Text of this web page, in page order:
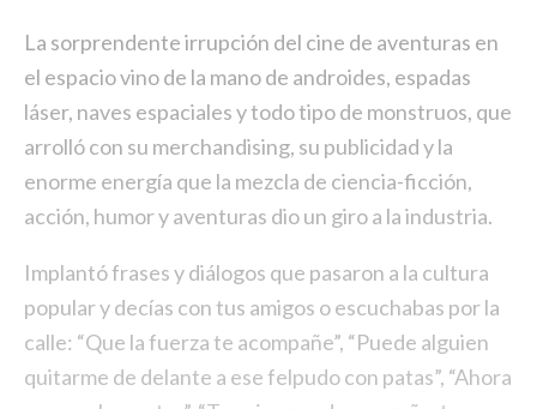
La sorprendente irrupción del cine de aventuras en
el espacio vino de la mano de androides, espadas
láser, naves espaciales y todo tipo de monstruos, que
arrolló con su merchandising, su publicidad y la
enorme energía que la mezcla de ciencia-ficción,
acción, humor y aventuras dio un giro a la industria.
Implantó frases y diálogos que pasaron a la cultura
popular y decías con tus amigos o escuchabas por la
calle: “Que la fuerza te acompañe”, “Puede alguien
quitarme de delante a ese felpudo con patas”, “Ahora